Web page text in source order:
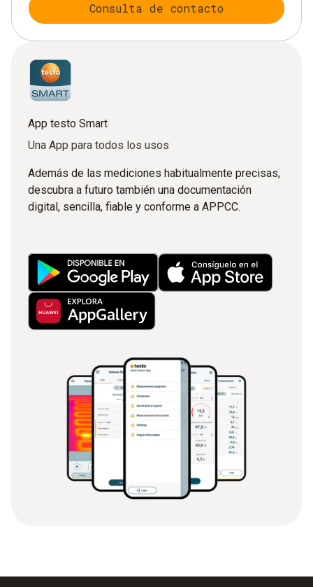
Consulta de contacto
App testo Smart
Una App para todos los usos
Además de las mediciones habitualmente precisas,
descubra a futuro también una documentación
digital, sencilla, fiable y conforme a APPCC.